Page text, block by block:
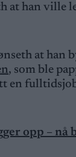
at han ville
at han
, som ble
en
opp – nå